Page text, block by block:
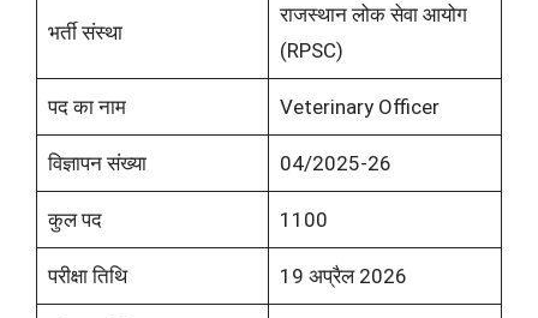
भर्ती संस्था
राजस्थान लोक सेवा आयोग
(RPSC)
पद का नाम Veterinary Officer
विज्ञापन संख्या 04/2025-26
कुल पद 1100
परीक्षा तिथि 19 अप्रैल 2026